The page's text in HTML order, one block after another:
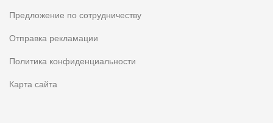
Предложение по сотрудничеству
Отправка рекламации
Политика конфиденциальности
Карта сайта